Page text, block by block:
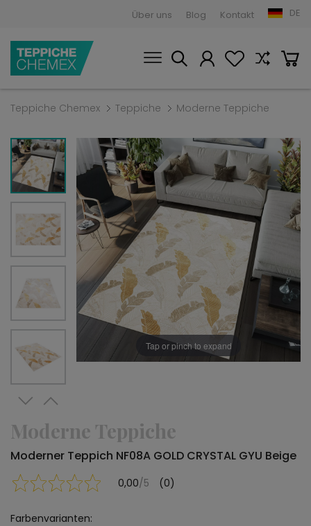
Über uns Blog Kontakt DE
Teppiche Chemex Teppiche Moderne Teppiche
Tap or pinch to expand
Moderne Teppiche
Moderner Teppich NF08A GOLD CRYSTAL GYU Beige
0,00/5 (0)
Farbenvarianten: